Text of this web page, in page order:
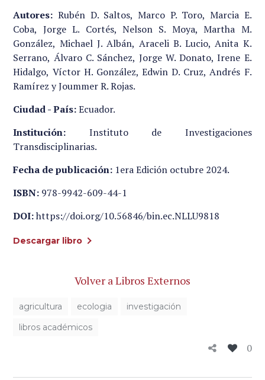
Autores: Rubén D. Saltos, Marco P. Toro, Marcia E.
Coba, Jorge L. Cortés, Nelson S. Moya, Martha M.
González, Michael J. Albán, Araceli B. Lucio, Anita K.
Serrano, Álvaro C. Sánchez, Jorge W. Donato, Irene E.
Hidalgo, Víctor H. González, Edwin D. Cruz, Andrés F.
Ramírez y Joummer R. Rojas.
Ciudad - País:Ecuador.
Institución: Instituto de Investigaciones
Transdisciplinarias.
Fecha de publicación: 1era Edición octubre 2024.
ISBN: 978-9942-609-44-1
DOI: https://doi.org/10.56846/bin.ec.NLLU9818
Descargar libro
Volver a Libros Externos
agricultura ecologia
investigación
libros académicos
0